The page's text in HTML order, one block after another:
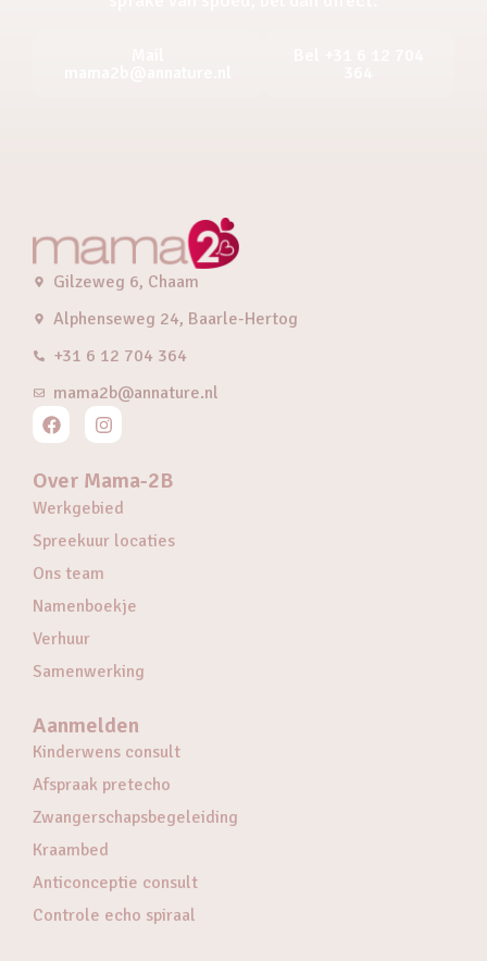
Gilzeweg 6, Chaam
Alphenseweg 24, Baarle-Hertog
+31 6 12 704 364
mama2b@annature.nl
Over Mama-2B
Werkgebied
Spreekuur locaties
Ons team
Namenboekje
Verhuur
Samenwerking
Aanmelden
Kinderwens consult
Afspraak pretecho
Zwangerschapsbegeleiding
Kraambed
Anticonceptie consult
Controle echo spiraal